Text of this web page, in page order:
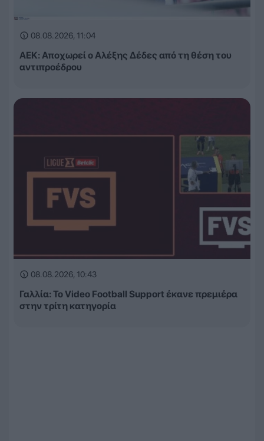
08.08.2026, 11:04
ΑΕΚ: Αποχωρεί ο Αλέξης Δέδες από τη θέση του
αντιπροέδρου
08.08.2026, 10:43
Γαλλία: Το Video Football Support έκανε πρεμιέρα
στην τρίτη κατηγορία